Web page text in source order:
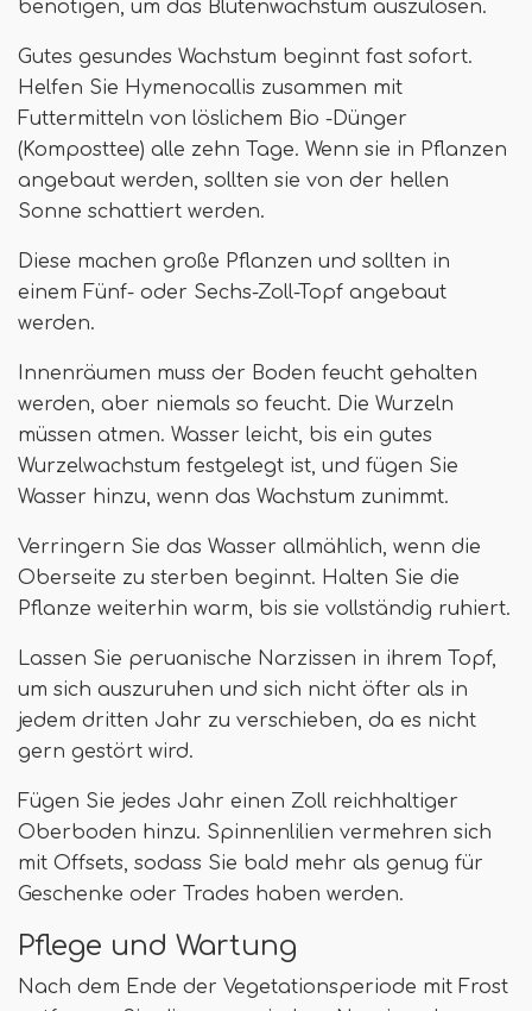
benötigen, um das Blütenwachstum auszulösen.
Gutes gesundes Wachstum beginnt fast sofort.
Helfen Sie Hymenocallis zusammen mit
Futtermitteln von löslichem Bio -Dünger
(Komposttee) alle zehn Tage. Wenn sie in Pflanzen
angebaut werden, sollten sie von der hellen
Sonne schattiert werden.
Diese machen große Pflanzen und sollten in
einem Fünf- oder Sechs-Zoll-Topf angebaut
werden.
Innenräumen muss der Boden feucht gehalten
werden, aber niemals so feucht. Die Wurzeln
müssen atmen. Wasser leicht, bis ein gutes
Wurzelwachstum festgelegt ist, und fügen Sie
Wasser hinzu, wenn das Wachstum zunimmt.
Verringern Sie das Wasser allmählich, wenn die
Oberseite zu sterben beginnt. Halten Sie die
Pflanze weiterhin warm, bis sie vollständig ruhiert.
Lassen Sie peruanische Narzissen in ihrem Topf,
um sich auszuruhen und sich nicht öfter als in
jedem dritten Jahr zu verschieben, da es nicht
gern gestört wird.
Fügen Sie jedes Jahr einen Zoll reichhaltiger
Oberboden hinzu. Spinnenlilien vermehren sich
mit Offsets, sodass Sie bald mehr als genug für
Geschenke oder Trades haben werden.
Pflege und Wartung
Nach dem Ende der Vegetationsperiode mit Frost